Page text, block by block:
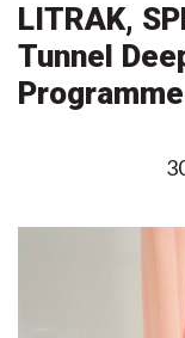
LITRAK,
Tunnel
Programme